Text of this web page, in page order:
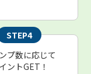
STEP4
プ数に応じて
ントGET！